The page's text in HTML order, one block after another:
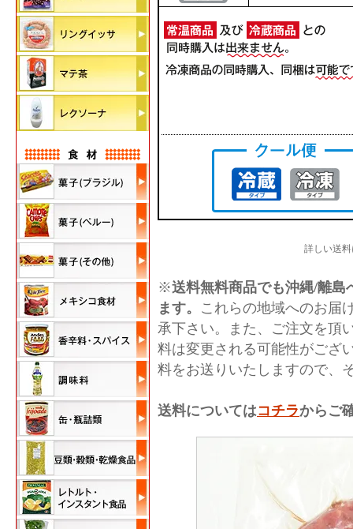
詳しい送
※送料無料商品でも沖縄/離島
ます。 これらの地域へのお届
承下さい。また、ご注文を頂
料は変更される可能性がござ
料をお送りいたしますので、
送料についてはコチラからご